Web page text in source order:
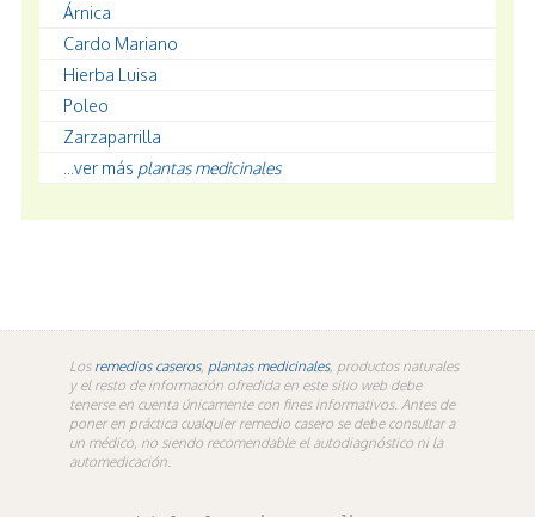
Árnica
Cardo Mariano
Hierba Luisa
Poleo
Zarzaparrilla
...ver más plantas medicinales
Los remedios caseros, plantas medicinales, productos naturales
y el resto de información ofredida en este sitio web debe
tenerse en cuenta únicamente con fines informativos. Antes de
poner en práctica cualquier remedio casero se debe consultar a
un médico, no siendo recomendable el autodiagnóstico ni la
automedicación.